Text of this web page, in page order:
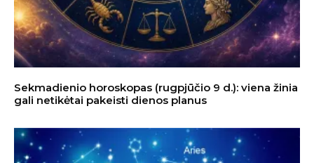
Sekmadienio horoskopas (rugpjūčio 9 d.): viena žinia
gali netikėtai pakeisti dienos planus